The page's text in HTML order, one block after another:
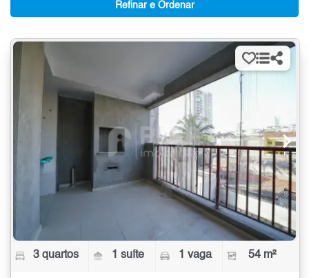
Refinar e Ordenar
3 quartos 1 suíte 1 vaga 54 m²